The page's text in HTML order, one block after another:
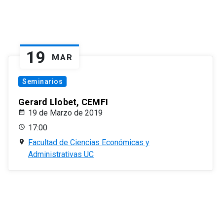
19 MAR
Seminarios
Gerard Llobet, CEMFI
19 de Marzo de 2019
17:00
Facultad de Ciencias Económicas y
Administrativas UC